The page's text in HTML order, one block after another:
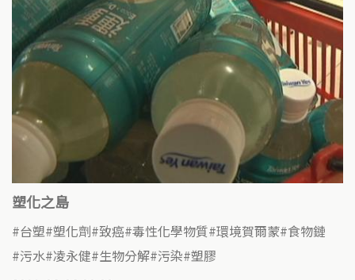
塑化之島
台塑 塑化劑 致癌 毒性化學物質 環境賀爾蒙 食物鏈
污水 凌永健 生物分解 污染 塑膠